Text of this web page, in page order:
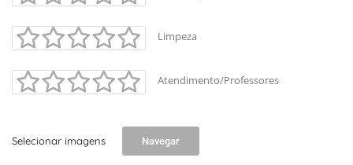
Limpeza
Atendimento/Professores
Selecionar imagens Navegar